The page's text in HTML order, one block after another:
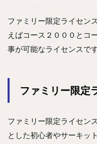
ファミリー限定ライセン
えばコース２０００とコ
事が可能なライセンスで
ファミリー限定
ファミリー限定ライセン
とした初心者やサーキッ